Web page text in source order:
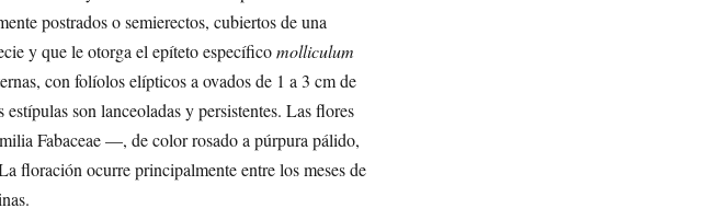
postrados o semierectos, cubiertos de una
y que le otorga el epíteto específicomolliculum
con folíolos elípticos a ovados de 1 a 3 cm de
son lanceoladas y persistentes. Las flores
Fabaceae —, de color rosado a púrpura pálido,
floración ocurre principalmente entre los meses de